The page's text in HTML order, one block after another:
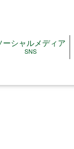
ーシャルメディア
SNS